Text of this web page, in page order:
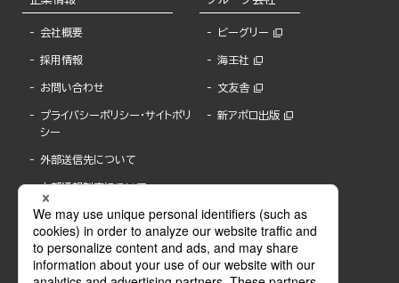
会社概要
採用情報
お問い合わせ
プライバシーポリシー・サイトポリ
シー
外部送信先について
内部通報制度について
ビーグリー
海王社
文友舎
新アポロ出版